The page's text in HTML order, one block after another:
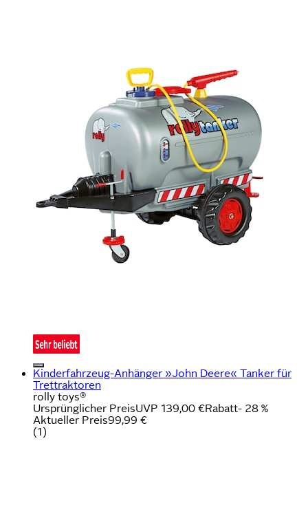
Kinderfahrzeug-Anhänger »John Deere« Tanker für
Trettraktoren
rolly toys®
Ursprünglicher PreisUVP 139,00 €Rabatt- 28 %
Aktueller Preis99,99 €
(1)